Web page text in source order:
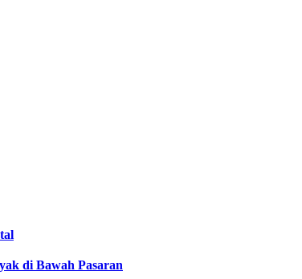
di Bawah Pasaran